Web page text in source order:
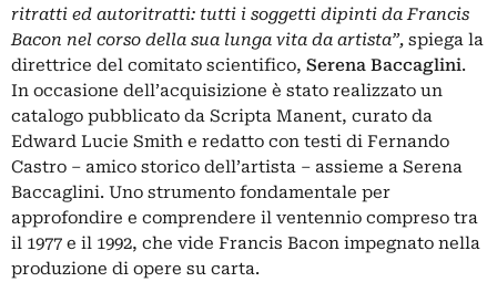
ritratti ed autoritratti: tutti i soggetti dipinti da Francis
Bacon nel corso della sua lunga vita da artista”, spiega la
direttrice del comitato scientifico, Serena Baccaglini.
In occasione dell’acquisizione è stato realizzato un
catalogo pubblicato da Scripta Manent, curato da
Edward Lucie Smith e redatto con testi di Fernando
Castro – amico storico dell’artista – assieme a Serena
Baccaglini. Uno strumento fondamentale per
approfondire e comprendere il ventennio compreso tra
il 1977 e il 1992, che vide Francis Bacon impegnato nella
produzione di opere su carta.